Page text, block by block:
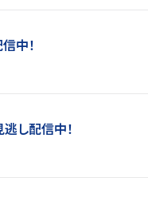
中！
し配信中！